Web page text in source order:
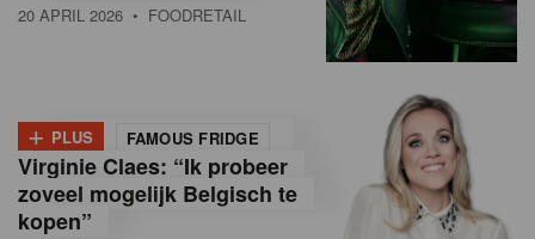
20 APRIL 2026 • FOODRETAIL
+ PLUS FAMOUS FRIDGE
Virginie Claes: “Ik probeer
zoveel mogelijk Belgisch te
kopen”